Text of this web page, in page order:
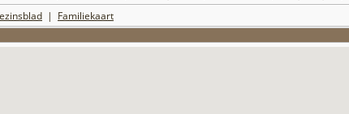
| Familiekaart